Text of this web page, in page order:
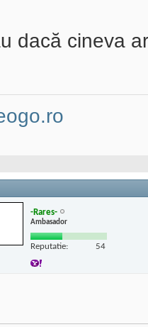
dacă cineva
-Rares-
Ambasador
Reputatie: 54